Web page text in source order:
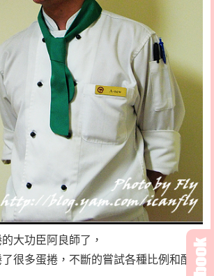
大功臣阿良師了，
很多蛋捲，不斷的嘗試各種比例和配